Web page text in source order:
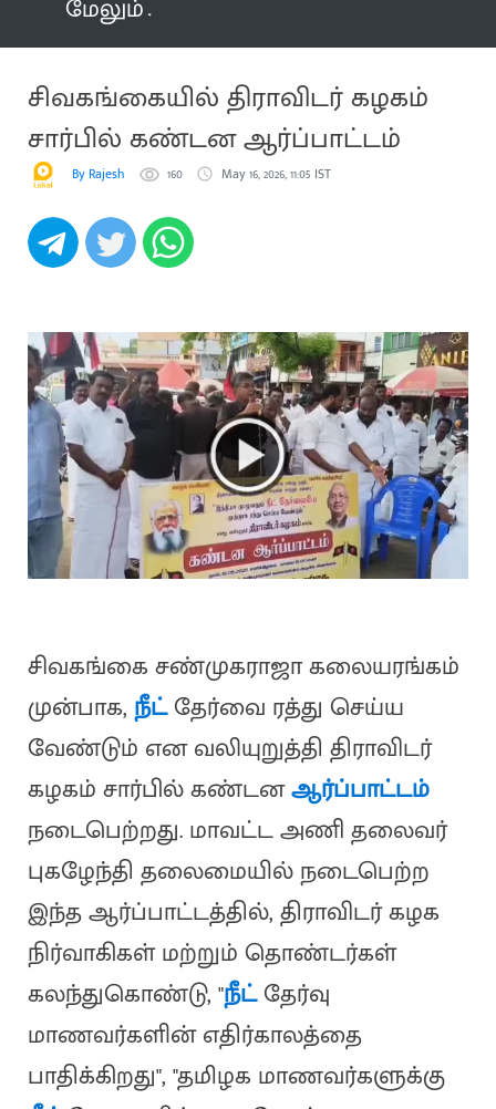
மேலும்
சிவகங்கையில் திராவிடர் கழகம்
சார்பில் கண்டன ஆர்ப்பாட்டம்
By Rajesh 160 May 16, 2026, 11:05 IST
சிவகங்கை சண்முகராஜா கலையரங்கம்
முன்பாக,நீட்தேர்வை ரத்து செய்ய
வேண்டும் என வலியுறுத்தி திராவிடர்
கழகம் சார்பில் கண்டனஆர்ப்பாட்டம்
நடைபெற்றது. மாவட்ட அணி தலைவர்
புகழேந்தி தலைமையில் நடைபெற்ற
இந்த ஆர்ப்பாட்டத்தில், திராவிடர் கழக
நிர்வாகிகள் மற்றும் தொண்டர்கள்
கலந்துகொண்டு, "நீட்தேர்வு
மாணவர்களின் எதிர்காலத்தை
பாதிக்கிறது", "தமிழக மாணவர்களுக்கு